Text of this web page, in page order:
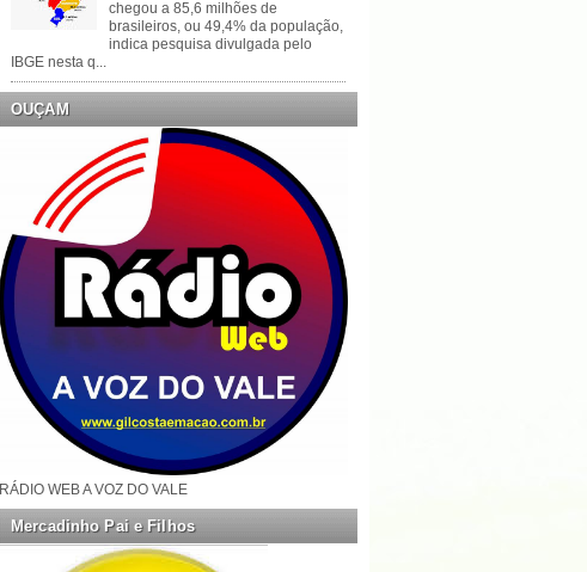
chegou a 85,6 milhões de
brasileiros, ou 49,4% da população,
indica pesquisa divulgada pelo
IBGE nesta q...
OUÇAM
RÁDIO WEB A VOZ DO VALE
Mercadinho Pai e Filhos